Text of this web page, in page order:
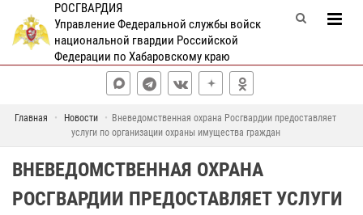
РОСГВАРДИЯ
Управление Федеральной службы войск
национальной гвардии Российской
Федерации по Хабаровскому краю
Главная Новости
Вневедомственная охрана Росгвардии предоставляет
услуги по организации охраны имущества граждан
ВНЕВЕДОМСТВЕННАЯ ОХРАНА
РОСГВАРДИИ ПРЕДОСТАВЛЯЕТ УСЛУГИ